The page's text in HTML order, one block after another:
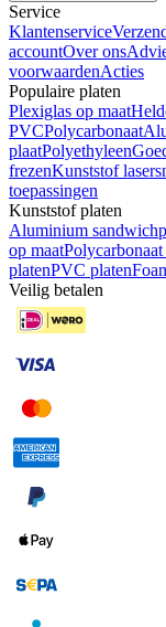
Service
Klantenservice
accountOver ons
voorwaardenActies
Populaire platen
Plexiglas op maat
PVCPolycarbonaat
plaatPolyethyleen
frezenKunststof
toepassingen
Kunststof platen
Aluminium
op maatPolycarbonaat
platenPVC platen
Veilig betalen